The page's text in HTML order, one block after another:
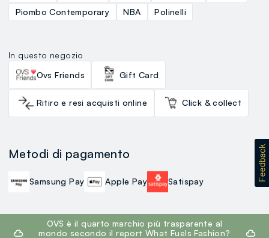
Piombo Contemporary
NBA Polinelli
In questo negozio
Ovs Friends
Gift Card
Ritiro e resi acquisti online Click & collect
Metodi di pagamento
Samsung Pay Apple Pay Satispay
footer.ariatitleOVS è il quarto marchio più trasparente al
mondo secondo il report What Fuels Fashion?